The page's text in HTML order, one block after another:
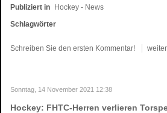
Publiziert in Hockey - News
Schlagwörter
Schreiben Sie den ersten Kommentar!
Sonntag, 14 November 2021 12:38
Hockey: FHTC-Herren verlieren